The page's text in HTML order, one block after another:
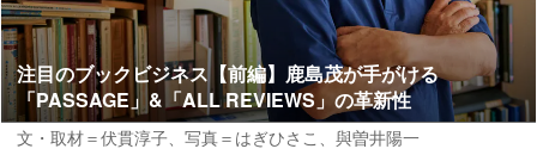
注目のブックビジネス【前編】鹿島茂が手がける
「PASSAGE」&「ALL REVIEWS」の革新性
文・取材＝伏貫淳子、 写真＝はぎひさこ、與曽井陽一